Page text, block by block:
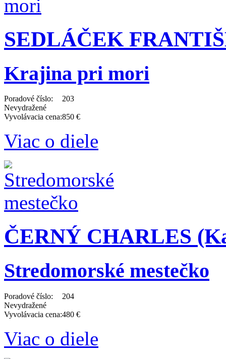
SEDLÁČEK
Krajina pri mori
Poradové číslo:
203
Nevydražené
Vyvolávacia cena:850 €
Viac o diele
ČERNÝ CHARLES
Stredomorské mestečko
Poradové číslo:
204
Nevydražené
Vyvolávacia cena:480 €
Viac o diele